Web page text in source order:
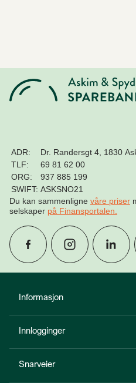
Informasjon
Innlogginger
Snarveier
ADR:
Dr. Randersgt 4, 1830
TLF:
69 81 62 00
ORG:
937 885 199
SWIFT: ASKSNO21
Du kan sammenligne våre priser
selskaper på Finansportalen